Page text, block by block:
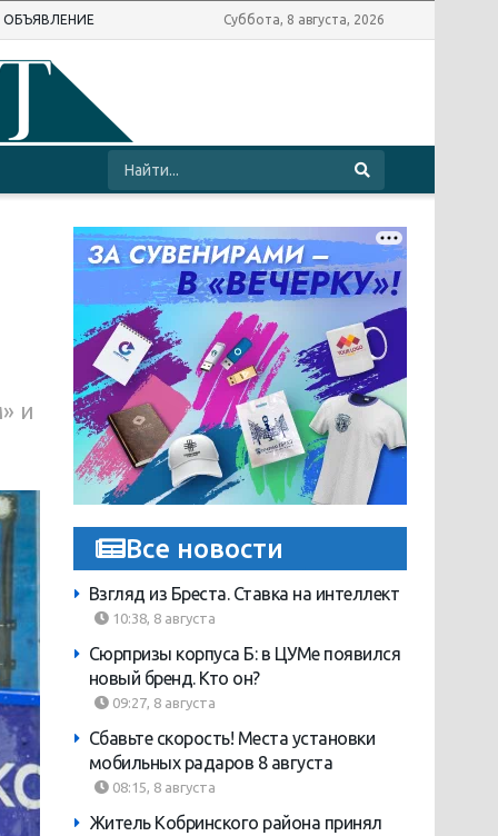
ОБЪЯВЛЕНИЕ Суббота, 8 августа, 2026
и
Все новости
Взгляд из Бреста. Ставка на интеллект
10:38, 8 августа
Сюрпризы корпуса Б: в ЦУМе появился
новый бренд. Кто он?
09:27, 8 августа
Сбавьте скорость! Места установки
мобильных радаров 8 августа
08:15, 8 августа
Житель Кобринского района принял